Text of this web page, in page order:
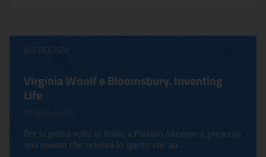
IN EVIDENZA
Virginia Woolf e Bloomsbury. Inventing
Life
17 October 2022
Per la prima volta in Italia, a Palazzo Altemps si presenta
una mostra che celebra lo spirito che an...